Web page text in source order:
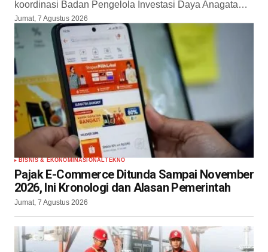
koordinasi Badan Pengelola Investasi Daya Anagata…
Jumat, 7 Agustus 2026
BISNIS & EKONOMI NASIONALTEKNO
Pajak E-Commerce Ditunda Sampai November
2026, Ini Kronologi dan Alasan Pemerintah
Jumat, 7 Agustus 2026